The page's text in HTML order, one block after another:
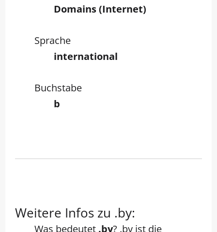
Domains (Internet)
Sprache
international
Buchstabe
b
Weitere Infos zu .by:
Was bedeutet .by? .by ist die